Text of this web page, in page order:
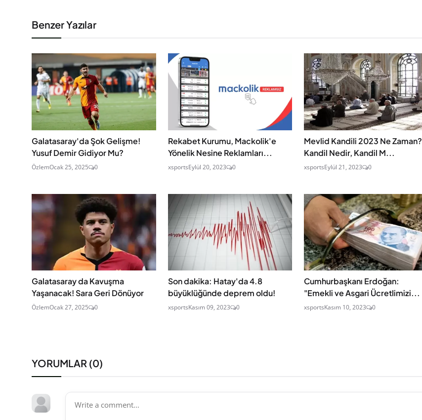
Benzer Yazılar
Galatasaray'da Şok Gelişme!
Yusuf Demir Gidiyor Mu?
ÖzlemOcak 25, 2025 0
Rekabet Kurumu, Mackolik'e
Yönelik Nesine Reklamları...
xsportsEylül 20, 2023 0
Mevlid Kandili 2023 Ne Zaman?
Kandil Nedir, Kandil M...
xsportsEylül 21, 2023 0
Galatasaray da Kavuşma
Yaşanacak! Sara Geri Dönüyor
ÖzlemOcak 27, 2025 0
Son dakika: Hatay'da 4.8
büyüklüğünde deprem oldu!
xsportsKasım 09, 2023 0
Cumhurbaşkanı Erdoğan:
"Emekli ve Asgari Ücretlimizi...
xsportsKasım 10, 2023 0
YORUMLAR (0)